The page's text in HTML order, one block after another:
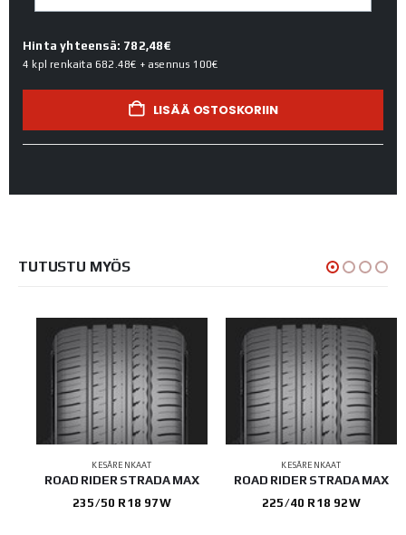
Hinta yhteensä: 782,48€
4 kpl renkaita 682.48€ + asennus 100€
LISÄÄ OSTOSKORIIN
TUTUSTU MYÖS
KESÄRENKAAT
ROAD RIDER STRADA MAX
235/50 R18 97W
KESÄRENKAAT
ROAD RIDER STRADA MAX
225/40 R18 92W